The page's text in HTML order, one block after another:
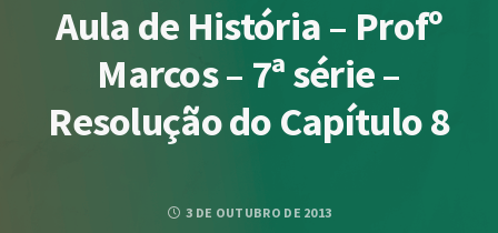
Aula de História – Profº
Marcos – 7ª série –
Resolução do Capítulo 8
3 DE OUTUBRO DE 2013